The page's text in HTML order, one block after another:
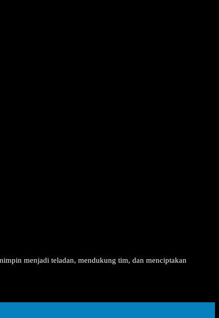
menjadi teladan, mendukung tim, dan menciptakan